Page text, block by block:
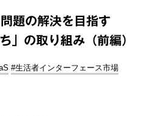
題の解決を目指す
」の取り組み（前編）
#生活者インターフェース市場